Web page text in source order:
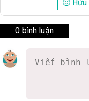
0 bình luận